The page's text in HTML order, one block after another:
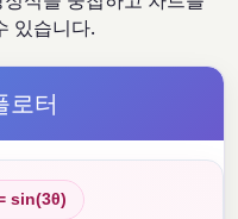
있습니다.
로터
sin(3θ)